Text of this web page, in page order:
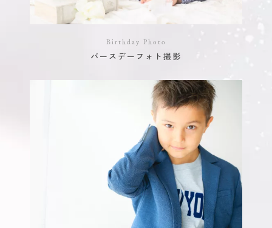
Birthday Photo
バースデーフォト撮影